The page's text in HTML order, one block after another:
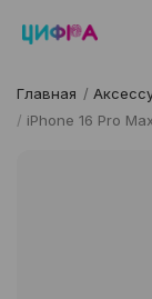
Главная /
/ iPhone 16 Pro